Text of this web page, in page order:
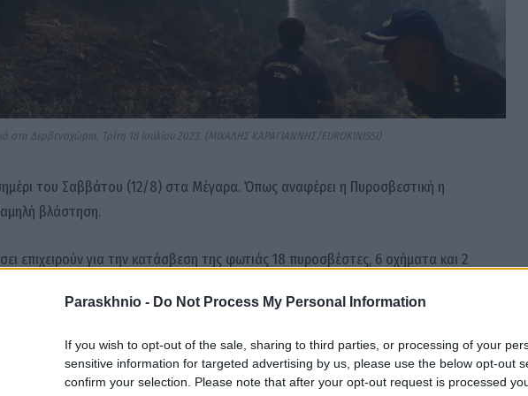
Paraskhnio - Do Not Process My Personal Information
If you wish to opt-out of the sale, sharing to third parties, or processing of your
sensitive information for targeted advertising by us, please use the below opt-out
confirm your selection. Please note that after your opt-out request is processed
στα Δερβενοχώρια, Τρίτη 18 Ιουλίου 2023. (ΜΙΧΑΛΗΣ ΚΑΡΑΓΙΑΝΝΗΣ/EUROKINISSI)
του Σαββάτου (12/8) στα Μέγαρα. Όπως αναφέρει η Πυροσβεστική η
βλάστηση.
επιχειρούν για την κατάσβεση της φωτιάς 18 πυροσβέστες, 6 οχήματα και 2
η φωτιά δεν απειλεί κατοικημένη περιοχή